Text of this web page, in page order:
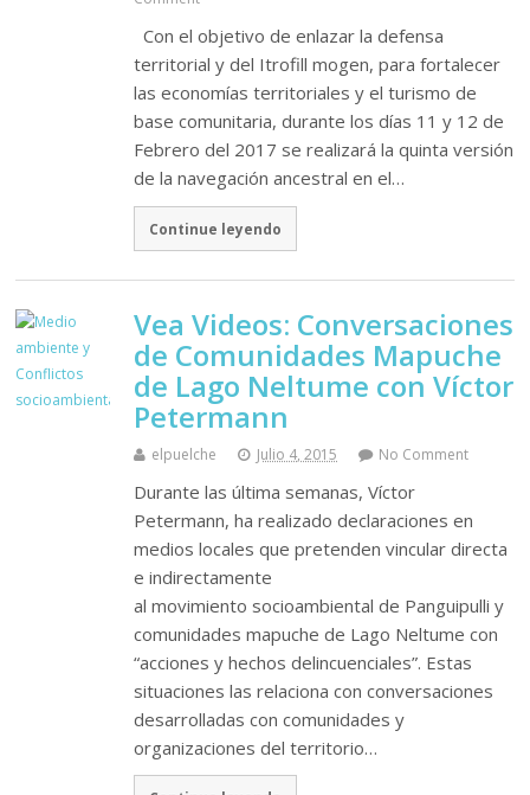
Con el objetivo de enlazar la defensa
territorial y del Itrofill mogen, para fortalecer
las economías territoriales y el turismo de
base comunitaria, durante los días 11 y 12 de
Febrero del 2017 se realizará la quinta versión
de la navegación ancestral en el…
Continue leyendo
Vea Videos: Conversaciones
de Comunidades Mapuche
de Lago Neltume con Víctor
Petermann
elpuelche Julio 4, 2015 No Comment
Durante las última semanas, Víctor
Petermann, ha realizado declaraciones en
medios locales que pretenden vincular directa
e indirectamente
al movimiento socioambiental de Panguipulli y
comunidades mapuche de Lago Neltume con
“acciones y hechos delincuenciales”. Estas
situaciones las relaciona con conversaciones
desarrolladas con comunidades y
organizaciones del territorio…